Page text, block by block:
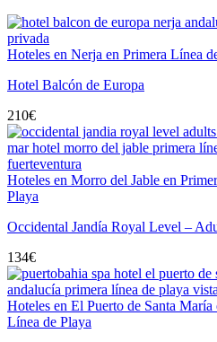
Hoteles en Nerja en Primera Línea
Hotel Balcón de Europa
210€
Hoteles en Morro del Jable en
Playa
Occidental Jandía Royal Level –
134€
Hoteles en El Puerto de Santa María
Línea de Playa